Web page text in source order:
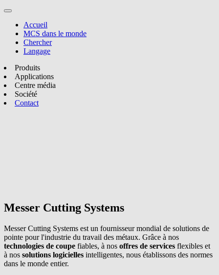
Accueil
MCS dans le monde
Chercher
Langage
Produits
Applications
Centre média
Société
Contact
Messer Cutting Systems
Messer Cutting Systems est un fournisseur mondial de solutions de
pointe pour l'industrie du travail des métaux. Grâce à nos
technologies de coupe fiables, à nos offres de services flexibles et
à nos solutions logicielles intelligentes, nous établissons des normes
dans le monde entier.